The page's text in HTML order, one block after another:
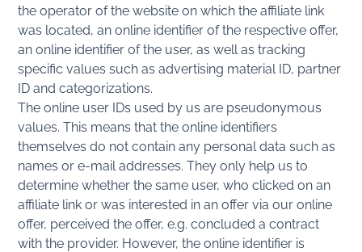
the operator of the website on which the affiliate link
was located, an online identifier of the respective offer,
an online identifier of the user, as well as tracking
specific values such as advertising material ID, partner
ID and categorizations.
The online user IDs used by us are pseudonymous
values. This means that the online identifiers
themselves do not contain any personal data such as
names or e-mail addresses. They only help us to
determine whether the same user, who clicked on an
affiliate link or was interested in an offer via our online
offer, perceived the offer, e.g. concluded a contract
with the provider. However, the online identifier is